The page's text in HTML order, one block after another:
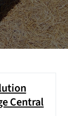
Central